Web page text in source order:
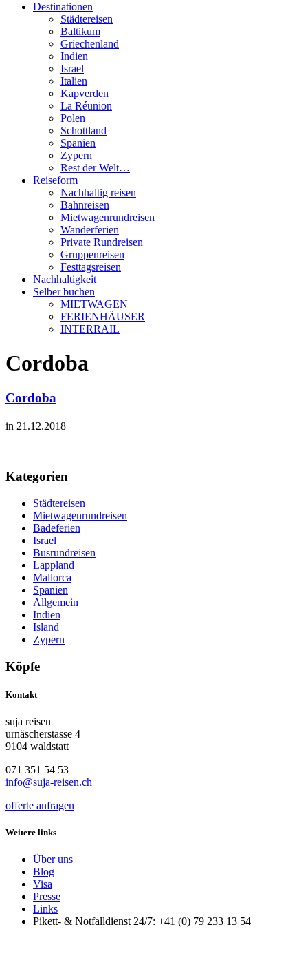
Destinationen
Städtereisen
Baltikum
Griechenland
Indien
Israel
Italien
Kapverden
La Réunion
Polen
Schottland
Spanien
Zypern
Rest der Welt…
Reiseform
Nachhaltig reisen
Bahnreisen
Mietwagenrundreisen
Wanderferien
Private Rundreisen
Gruppenreisen
Festtagsreisen
Nachhaltigkeit
Selber buchen
MIETWAGEN
FERIENHÄUSER
INTERRAIL
Cordoba
Cordoba
in 21.12.2018
Kategorien
Städtereisen
Mietwagenrundreisen
Badeferien
Israel
Busrundreisen
Lappland
Mallorca
Spanien
Allgemein
Indien
Island
Zypern
Köpfe
Kontakt
suja reisen
urnäscherstasse 4
9104 waldstatt
071 351 54 53
info@suja-reisen.ch
offerte anfragen
Weitere links
Über uns
Blog
Visa
Presse
Links
Pikett- & Notfalldienst 24/7: +41 (0) 79 233 13 54